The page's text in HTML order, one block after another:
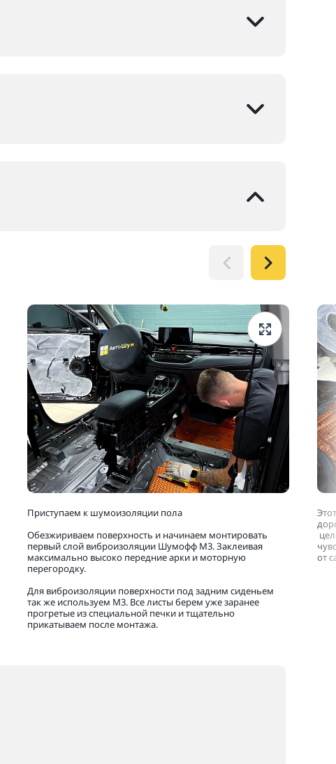
Приступаем к шумоизоляции пола
Обезжириваем поверхность и начинаем монтировать
первый слой виброизоляции Шумофф М3. Заклеивая
максимально высоко передние арки и моторную
перегородку.
Для виброизоляции поверхности под задним сиденьем
так же используем М3. Все листы берем уже заранее
прогретые из специальной печки и тщательно
прикатываем после монтажа.
от